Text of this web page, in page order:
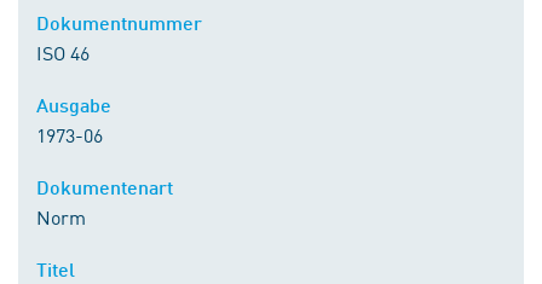
ISO 46
1973-06
Norm